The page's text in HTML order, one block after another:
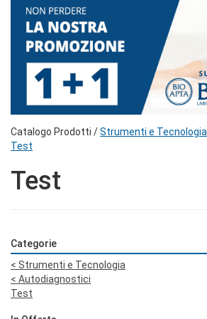
Catalogo Prodotti /Strumenti e Tecnologia
Test
Test
Categorie
< Strumenti e Tecnologia
< Autodiagnostici
Test